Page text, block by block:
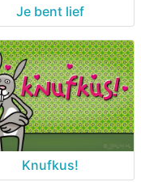
Je bent lief
Knufkus!